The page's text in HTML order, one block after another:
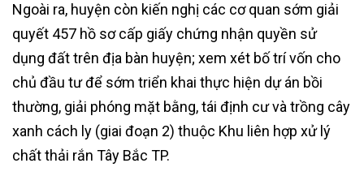
Ngoài ra, huyện còn kiến nghị các cơ quan sớm giải
quyết 457 hồ sơ cấp giấy chứng nhận quyền sử
dụng đất trên địa bàn huyện; xem xét bố trí vốn cho
chủ đầu tư để sớm triển khai thực hiện dự án bồi
thường, giải phóng mặt bằng, tái định cư và trồng cây
xanh cách ly (giai đoạn 2) thuộc Khu liên hợp xử lý
chất thải rắn Tây Bắc TP.